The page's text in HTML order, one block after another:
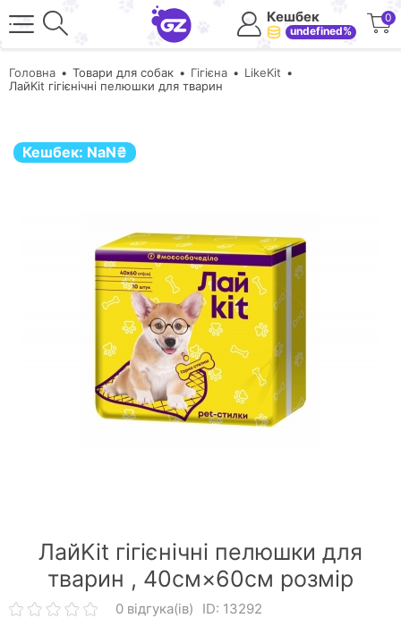
Кешбек
undefined%
0
Головна Товари для собак Гігієна
LikeKit
ЛайKit гігієнічні пелюшки для тварин
Кешбек: NaN₴
ЛайKit гігієнічні пелюшки для
тварин , 40см×60см розмір
0 відгука(ів) ID: 13292